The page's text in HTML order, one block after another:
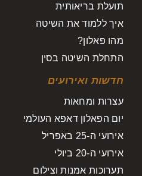
תועלת בריאותית
איך ללמוד את השיטה
מהו פאלון?
התחלת השיטה בסין
חדשות ואירועים
עצרות ומחאות
יום הפאלון דאפא העולמי
אירועי ה-25 באפריל
אירועי ה-20 ביולי
תערוכות אמנות וצילום